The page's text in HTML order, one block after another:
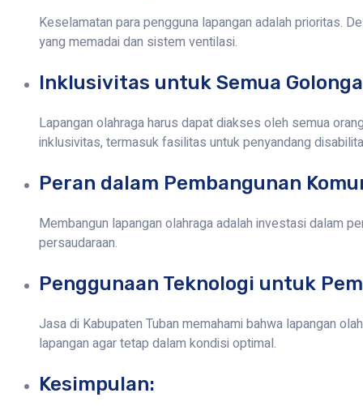
Keselamatan para pengguna lapangan adalah prioritas.
yang memadai dan sistem ventilasi.
Inklusivitas untuk Semua
Lapangan olahraga harus dapat diakses oleh semua
inklusivitas, termasuk fasilitas untuk penyandang
Peran dalam Pembangunan
Membangun lapangan olahraga adalah investasi dalam
persaudaraan.
Penggunaan Teknologi untuk
Jasa di Kabupaten Tuban memahami bahwa lapangan
lapangan agar tetap dalam kondisi optimal.
Kesimpulan: